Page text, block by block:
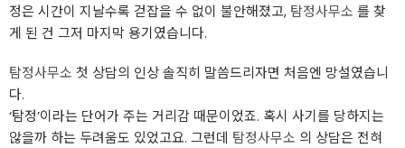
정은 시간이 지날수록 걷잡을 수 없이 불안해졌고, 탐정사무소 를 찾
게 된 건 그저 마지막 용기였습니다.
탐정사무소 첫 상담의 인상 솔직히 말씀드리자면 처음엔 망설였습니
다.
‘탐정’이라는 단어가 주는 거리감 때문이었죠. 혹시 사기를 당하지는
않을까 하는 두려움도 있었고요. 그런데 탐정사무소 의 상담은 전혀